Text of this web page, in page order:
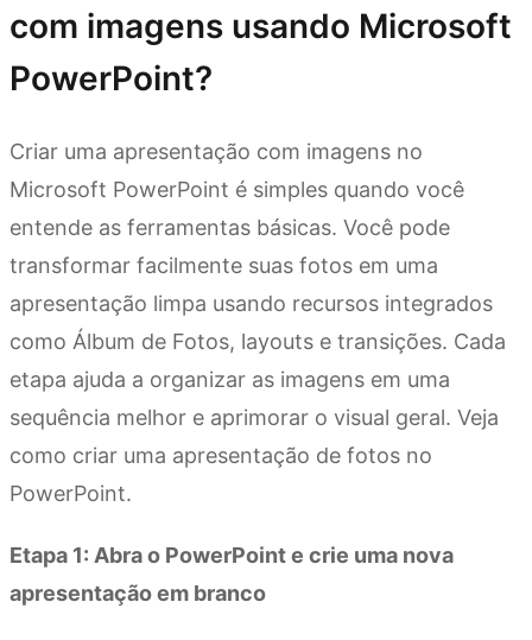
com imagens usando Microsoft
PowerPoint?
Criar uma apresentação com imagens no
Microsoft PowerPoint é simples quando você
entende as ferramentas básicas. Você pode
transformar facilmente suas fotos em uma
apresentação limpa usando recursos integrados
como Álbum de Fotos, layouts e transições. Cada
etapa ajuda a organizar as imagens em uma
sequência melhor e aprimorar o visual geral. Veja
como criar uma apresentação de fotos no
PowerPoint.
Etapa 1: Abra o PowerPoint e crie uma nova
apresentação em branco